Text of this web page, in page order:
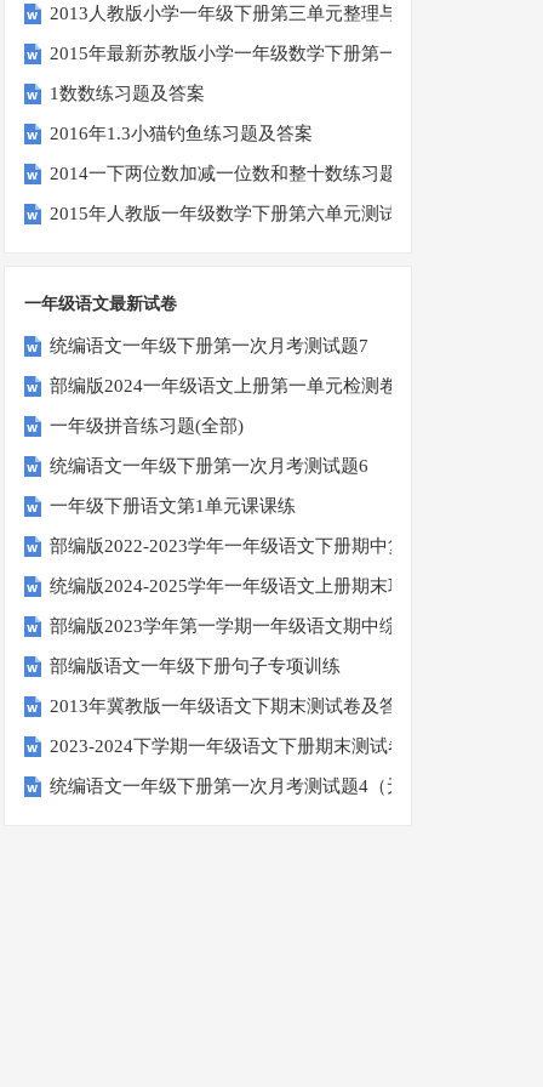
2013人教版小学一年级下册第三单元整理与复习（一）练习题
2015年最新苏教版小学一年级数学下册第一次月考试卷
1数数练习题及答案
2016年1.3小猫钓鱼练习题及答案
2014一下两位数加减一位数和整十数练习题四
2015年人教版一年级数学下册第六单元测试题
一年级语文最新试卷
统编语文一年级下册第一次月考测试题7
部编版2024一年级语文上册第一单元检测卷
一年级拼音练习题(全部)
统编语文一年级下册第一次月考测试题6
一年级下册语文第1单元课课练
部编版2022-2023学年一年级语文下册期中复习卷
统编版2024-2025学年一年级语文上册期末巩固测试卷
部编版2023学年第一学期一年级语文期中综合试卷
部编版语文一年级下册句子专项训练
2013年冀教版一年级语文下期末测试卷及答案
2023-2024下学期一年级语文下册期末测试卷
统编语文一年级下册第一次月考测试题4（无答案）